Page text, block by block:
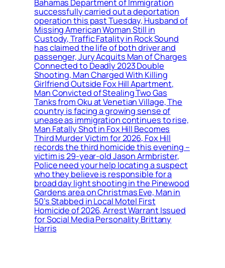
Bahamas Department of Immigration
successfully carried out a deportation
operation this past Tuesday, Husband of
Missing American Woman Still in
Custody, Traffic Fatality in Rock Sound
has claimed the life of both driver and
passenger, Jury Acquits Man of Charges
Connected to Deadly 2023 Double
Shooting, Man Charged With Killing
Girlfriend Outside Fox Hill Apartment,
Man Convicted of Stealing Two Gas
Tanks from Oku at Venetian Village, The
country is facing a growing sense of
unease as immigration continues to rise,
Man Fatally Shot in Fox Hill Becomes
Third Murder Victim for 2026, Fox Hill
records the third homicide this evening –
victim is 29-year-old Jason Armbrister,
Police need your help locating a suspect
who they believe is responsible for a
broad day light shooting in the Pinewood
Gardens area on Christmas Eve, Man in
50’s Stabbed in Local Motel First
Homicide of 2026, Arrest Warrant Issued
for Social Media Personality Brittany
Harris